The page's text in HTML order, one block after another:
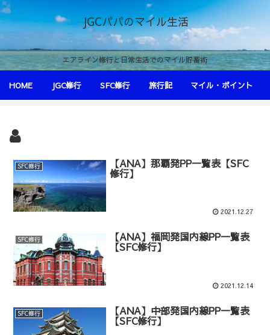
JGCパパのマイル生活
エアライン修行と日常生活でのマイル貯蓄術
HOME JGC修行 SFC修行 旅行記 マイル・ポイント
SFC修行 【ANA】那覇発PP一覧表【SFC
修行】
2021.12.27
SFC修行 【ANA】福岡発国内線PP一覧表
【SFC修行】
2021.12.14
SFC修行 【ANA】中部発国内線PP一覧表
【SFC修行】